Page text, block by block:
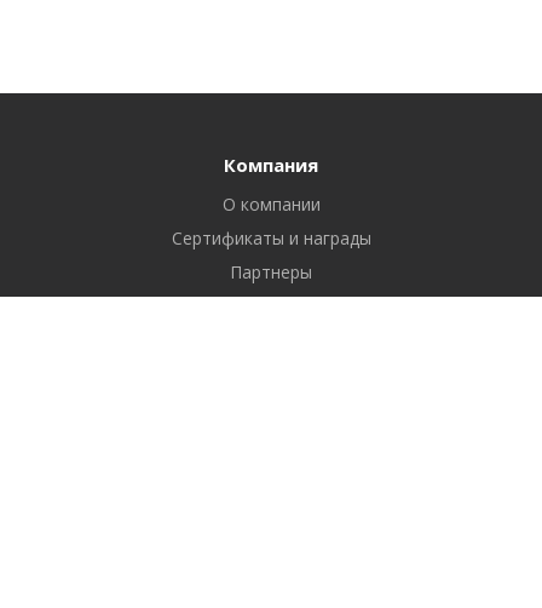
Компания
О компании
Сертификаты и награды
Партнеры